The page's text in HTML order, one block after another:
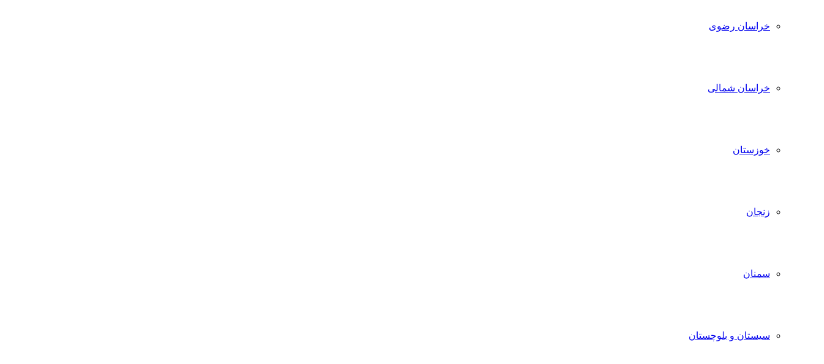
خراسان رضوی
خراسان شمالی
خوزستان
زنجان
سمنان
سیستان و بلوچستان